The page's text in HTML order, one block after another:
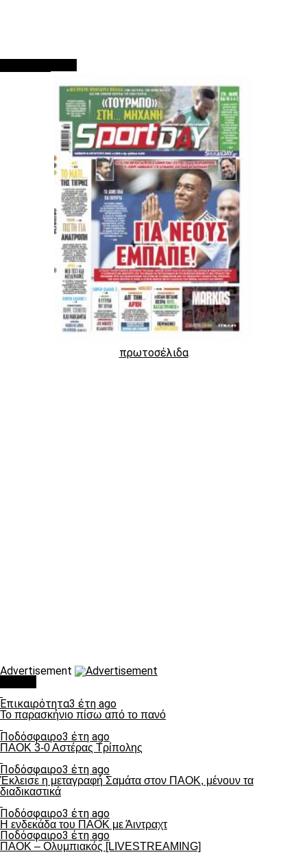
πρωτοσέλιδα
Advertisement
Επικαιρότητα3 έτη ago
Το παρασκήνιο πίσω από το πανό
Ποδόσφαιρο3 έτη ago
ΠΑΟΚ 3-0 Αστέρας Τρίπολης
Ποδόσφαιρο3 έτη ago
Έκλεισε η μεταγραφή Σαμάτα στον ΠΑΟΚ, μένουν τα
διαδικαστικά
Ποδόσφαιρο3 έτη ago
Η ενδεκάδα του ΠΑΟΚ με Άιντραχτ
Ποδόσφαιρο3 έτη ago
ΠΑΟΚ – Ολυμπιακός [LIVESTREAMING]